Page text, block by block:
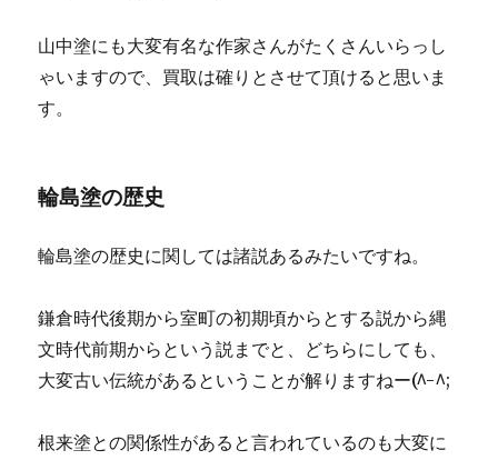
山中塗にも大変有名な作家さんがたくさんいらっし
ゃいますので、買取は確りとさせて頂けると思いま
す。
輪島塗の歴史
輪島塗の歴史に関しては諸説あるみたいですね。
鎌倉時代後期から室町の初期頃からとする説から縄
文時代前期からという説までと、どちらにしても、
大変古い伝統があるということが解りますねー(^-^;
根来塗との関係性があると言われているのも大変に